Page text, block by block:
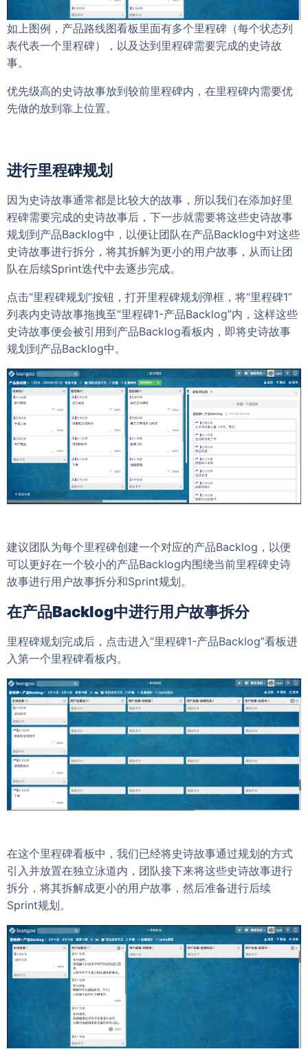
如上图例，产品路线图看板里面有多个里程碑（每个状态列
表代表一个里程碑），以及达到里程碑需要完成的史诗故
事。
优先级高的史诗故事放到较前里程碑内，在里程碑内需要优
先做的放到靠上位置。
进行里程碑规划
因为史诗故事通常都是比较大的故事，所以我们在添加好里
程碑需要完成的史诗故事后，下一步就需要将这些史诗故事
规划到产品Backlog中，以便让团队在产品Backlog中对这些
史诗故事进行拆分，将其拆解为更小的用户故事，从而让团
队在后续Sprint迭代中去逐步完成。
点击“里程碑规划”按钮，打开里程碑规划弹框，将“里程碑1”
列表内史诗故事拖拽至“里程碑1-产品Backlog”内，这样这些
史诗故事便会被引用到产品Backlog看板内，即将史诗故事
规划到产品Backlog中。
建议团队为每个里程碑创建一个对应的产品Backlog，以便
可以更好在一个较小的产品Backlog内围绕当前里程碑史诗
故事进行用户故事拆分和Sprint规划。
在产品Backlog中进行用户故事拆分
里程碑规划完成后，点击进入“里程碑1-产品Backlog”看板进
入第一个里程碑看板内。
在这个里程碑看板中，我们已经将史诗故事通过规划的方式
引入并放置在独立泳道内，团队接下来将这些史诗故事进行
拆分，将其拆解成更小的用户故事，然后准备进行后续
Sprint规划。